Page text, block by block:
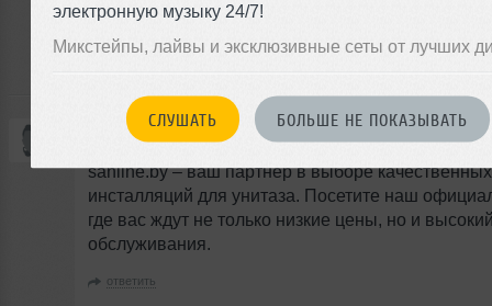
электронную музыку 24/7!
Микстейпы, лайвы и эксклюзивные сеты от лучших
СЛУШАТЬ БОЛЬШЕ НЕ ПОКАЗЫВАТЬ
чтобы оставить комментарий
bagautdinovg 06 декабря 2023, 08:50 #
sanline.by – ваш партнер в выборе качественных
инсталляций для унитаза. Посетите наш
где вас ждут не только низкие цены, но и
обслуживания.
ответить